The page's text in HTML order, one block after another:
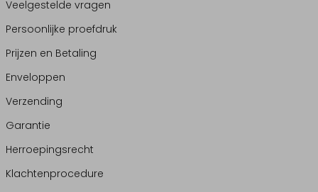
Veelgestelde vragen
Persoonlijke proefdruk
Prijzen en Betaling
Enveloppen
Verzending
Garantie
Herroepingsrecht
Klachtenprocedure